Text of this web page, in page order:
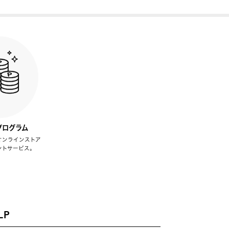
ログラム
ラインストア
サービス。